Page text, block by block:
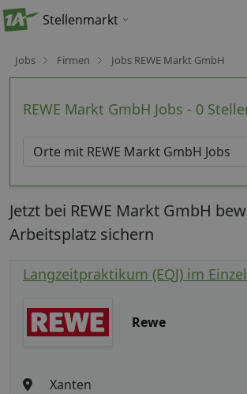
Stellenmarkt
Jobs Firmen Jobs REWE Markt GmbH
REWE Markt GmbH Jobs - 0
Jetzt bei REWE Markt GmbH
Arbeitsplatz sichern
Langzeitpraktikum (EQJ) im
Rewe
Xanten